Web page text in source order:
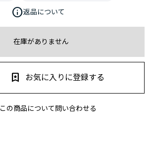
在庫がありません
この商品について問い合わせる
お気に入りに登録する
info返品について